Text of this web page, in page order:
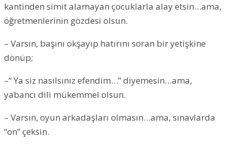
kantinden simit alamayan çocuklarla alay etsin…ama,
öğretmenlerinin gözdesi olsun.
– Varsın, başını okşayıp hatırını soran bir yetişkine
dönüp;
–“ Ya siz nasılsınız efendim…” diyemesin…ama,
yabancı dili mükemmel olsun.
– Varsın, oyun arkadaşları olmasın…ama, sınavlarda
“on” çeksin.